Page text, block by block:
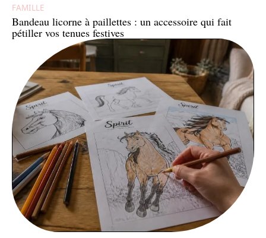
FAMILLE
Bandeau licorne à paillettes : un accessoire qui fait
pétiller vos tenues festives